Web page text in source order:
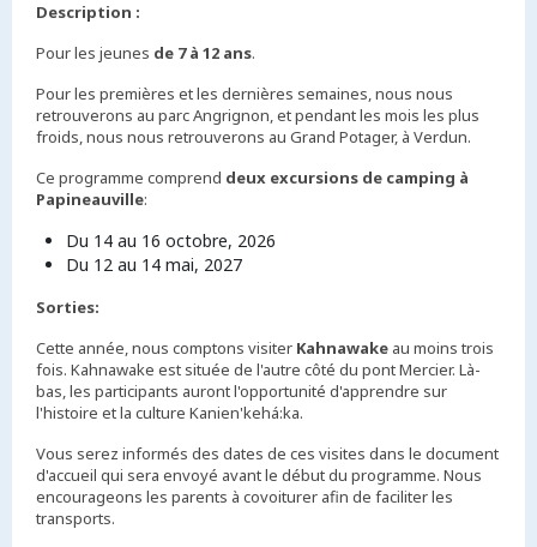
Description :
Pour les jeunes de 7 à 12 ans.
Pour les premières et les dernières semaines, nous nous
retrouverons au parc Angrignon, et pendant les mois les plus
froids, nous nous retrouverons au Grand Potager, à Verdun.
Ce programme comprend deux excursions de camping à
Papineauville:
Du 14 au 16 octobre, 2026
Du 12 au 14 mai, 2027
Sorties:
Cette année, nous comptons visiter Kahnawake au moins trois
fois. Kahnawake est située de l'autre côté du pont Mercier. Là-
bas, les participants auront l'opportunité d'apprendre sur
l'histoire et la culture Kanien'kehá:ka.
Vous serez informés des dates de ces visites dans le document
d'accueil qui sera envoyé avant le début du programme. Nous
encourageons les parents à covoiturer afin de faciliter les
transports.